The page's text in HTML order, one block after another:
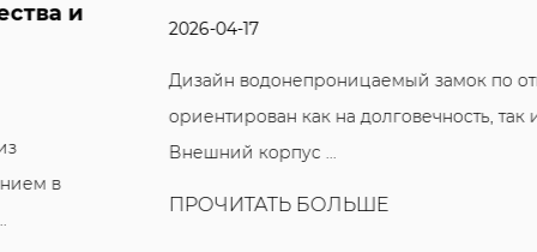
ориентирован как на долговечность, так и на точность.
Внешний корпус ...
ПРОЧИТАТЬ БОЛЬШЕ